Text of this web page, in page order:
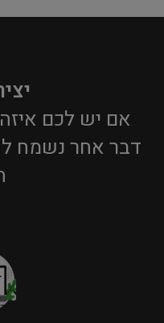
אם יש לכם
דבר אחר נשמח